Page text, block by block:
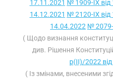
17.11.2021 № 1909-IX від
14.12.2021 № 2120-IX від
14.04.2022 № 2079-
( Щодо визнання
див. Рішення
р(II)/2022
( Із змінами, внесеними